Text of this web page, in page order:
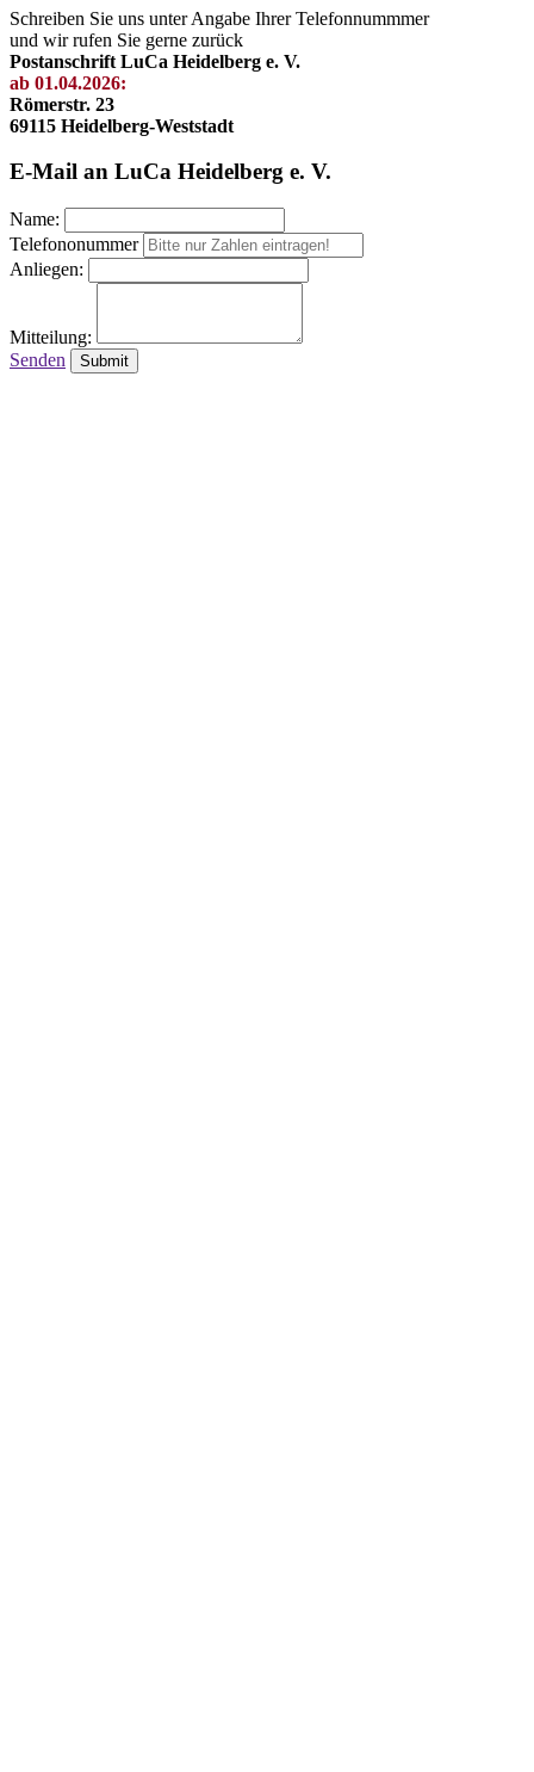
Schreiben Sie uns unter Angabe Ihrer Telefonnummmer
und wir rufen Sie gerne zurück
Postanschrift LuCa Heidelberg e. V.
ab 01.04.2026:
Römerstr. 23
69115 Heidelberg-Weststadt
E-Mail an LuCa Heidelberg e. V.
Name:
Telefononummer
Anliegen:
Mitteilung:
Senden